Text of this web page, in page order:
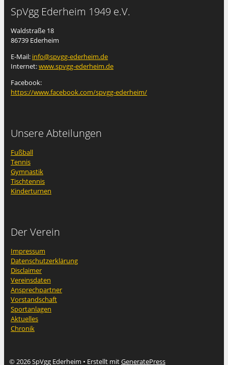
SpVgg Ederheim 1949 e.V.
Waldstraße 18
86739 Ederheim
E-Mail: info@spvgg-ederheim.de
Internet:www.spvgg-ederheim.de
Facebook:
https://www.facebook.com/spvgg-ederheim/
Unsere Abteilungen
Fußball
Tennis
Gymnastik
Tischtennis
Kinderturnen
Der Verein
Impressum
Datenschutzerklärung
Disclaimer
Vereinsdaten
Ansprechpartner
Vorstandschaft
Sportanlagen
Aktuelles
Chronik
© 2026 SpVgg Ederheim • Erstellt mitGeneratePress